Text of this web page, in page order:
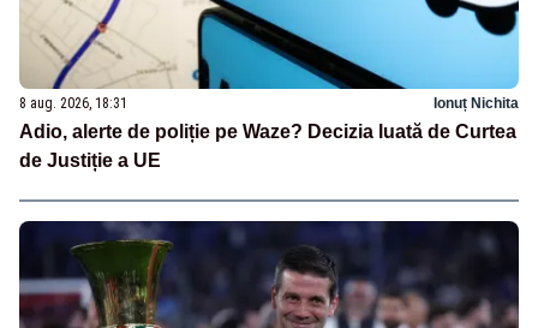
8 aug. 2026, 18:31 Ionuț Nichita
Adio, alerte de poliție pe Waze? Decizia luată de Curtea
de Justiție a UE